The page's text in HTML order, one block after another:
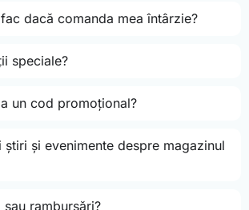
dacă comanda mea întârzie?
speciale?
un cod promoțional?
știri și evenimente despre magazinul
rambursări?